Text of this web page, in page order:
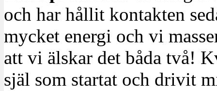
och har hållit kontakten
mycket energi och vi
att vi älskar det båda två!
själ som startat och drivit